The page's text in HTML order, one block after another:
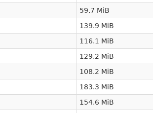
59.7 MiB
139.9 MiB
116.1 MiB
129.2 MiB
108.2 MiB
183.3 MiB
154.6 MiB